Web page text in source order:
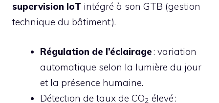
supervision IoT intégré à son GTB (gestion
technique du bâtiment).
Régulation de l’éclairage: variation
automatique selon la lumière du jour
et la présence humaine.
Détection de taux de CO2 élevé :